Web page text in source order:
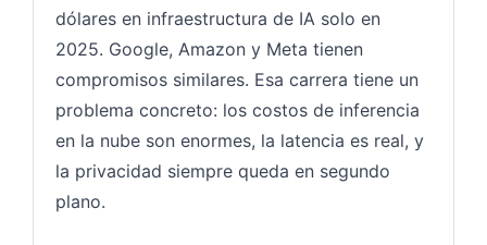
dólares en infraestructura de IA solo en
2025. Google, Amazon y Meta tienen
compromisos similares. Esa carrera tiene un
problema concreto: los costos de inferencia
en la nube son enormes, la latencia es real, y
la privacidad siempre queda en segundo
plano.